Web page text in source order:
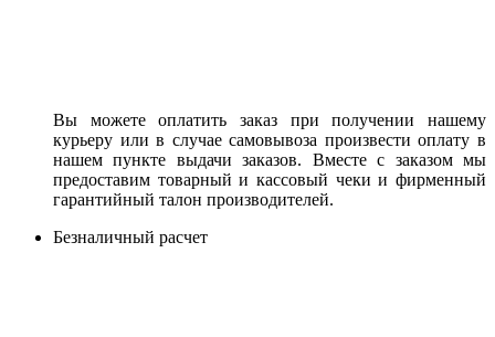
Вы можете оплатить заказ при получении нашему
курьеру или в случае самовывоза произвести оплату в
нашем пункте выдачи заказов. Вместе с заказом мы
предоставим товарный и кассовый чеки и фирменный
гарантийный талон производителей.
Безналичный расчет